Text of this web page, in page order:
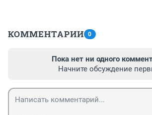
КОММЕНТАРИИ 0
Пока нет ни одного
Начните обсуждение